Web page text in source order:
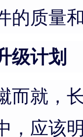
的质量
级计划
而就，
，应该